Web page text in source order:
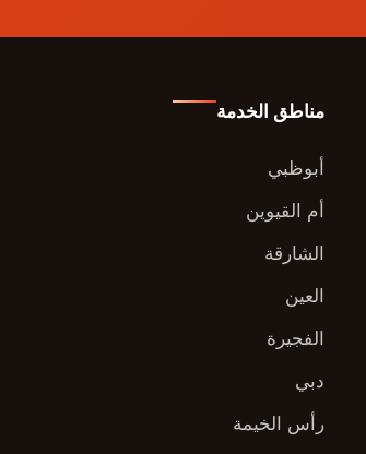
مناطق الخدمة
أبوظبي
أم القيوين
الشارقة
العين
الفجيرة
دبي
رأس الخيمة